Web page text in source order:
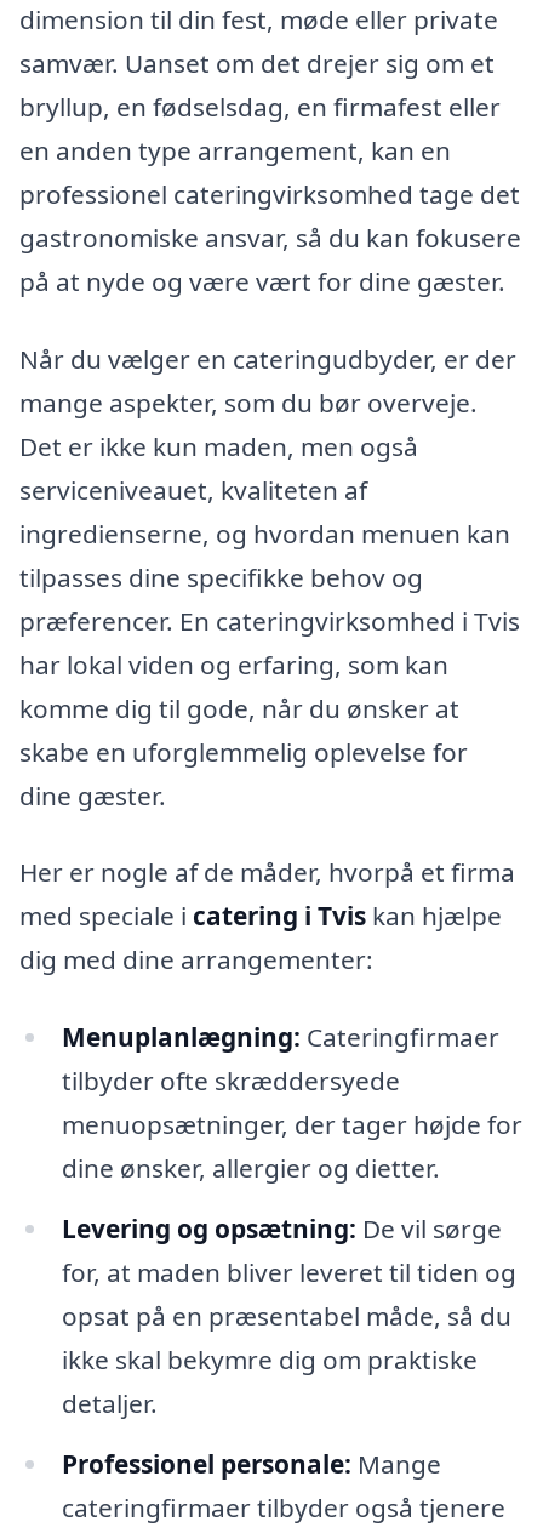
dimension til din fest, møde eller private
samvær. Uanset om det drejer sig om et
bryllup, en fødselsdag, en firmafest eller
en anden type arrangement, kan en
professionel cateringvirksomhed tage det
gastronomiske ansvar, så du kan fokusere
på at nyde og være vært for dine gæster.
Når du vælger en cateringudbyder, er der
mange aspekter, som du bør overveje.
Det er ikke kun maden, men også
serviceniveauet, kvaliteten af
ingredienserne, og hvordan menuen kan
tilpasses dine specifikke behov og
præferencer. En cateringvirksomhed i Tvis
har lokal viden og erfaring, som kan
komme dig til gode, når du ønsker at
skabe en uforglemmelig oplevelse for
dine gæster.
Her er nogle af de måder, hvorpå et firma
med speciale i catering i Tvis kan hjælpe
dig med dine arrangementer:
Menuplanlægning: Cateringfirmaer
tilbyder ofte skræddersyede
menuopsætninger, der tager højde for
dine ønsker, allergier og dietter.
Levering og opsætning: De vil sørge
for, at maden bliver leveret til tiden og
opsat på en præsentabel måde, så du
ikke skal bekymre dig om praktiske
detaljer.
Professionel personale: Mange
cateringfirmaer tilbyder også tjenere